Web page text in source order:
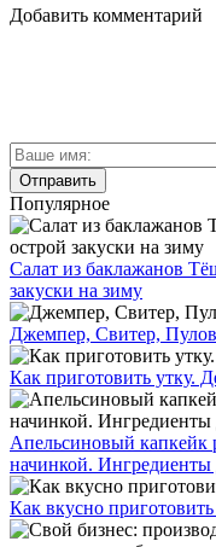
Добавить комментарий
Популярное
Салат из баклажанов
закуски на зиму
Джемпер, Свитер,
Как приготовить утку.
Апельсиновый капкейк
начинкой. Ингредиенты
Как вкусно